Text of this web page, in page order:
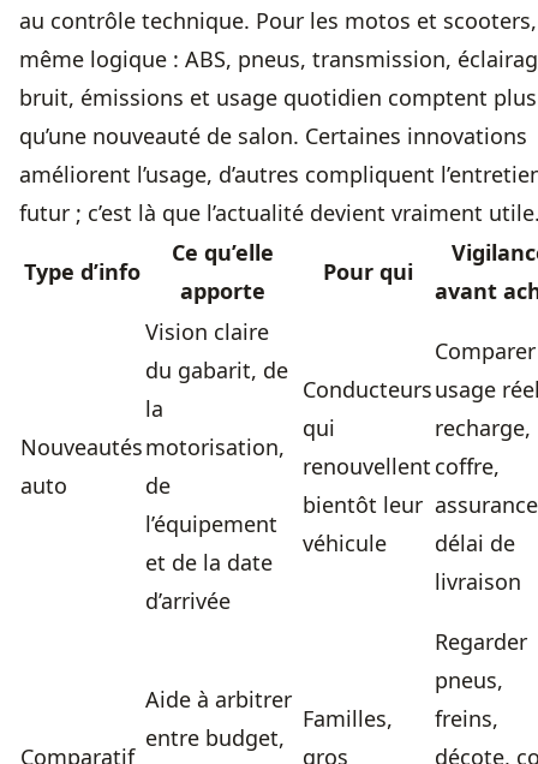
au contrôle technique. Pour les motos et scooters,
même logique : ABS, pneus, transmission,
bruit, émissions et usage quotidien comptent plus
qu’une nouveauté de salon. Certaines innovations
améliorent l’usage, d’autres compliquent
futur ; c’est là que l’actualité devient vraiment
Type d’info
Ce qu’elle
apporte
Pour qui
avant
Nouveautés
auto
Vision claire
du gabarit, de
la
motorisation,
de
l’équipement
et de la date
d’arrivée
Conducteurs
qui
renouvellent
bientôt leur
véhicule
Comparer
usage
recharge,
coffre,
délai de
livraison
Comparatif
Aide à arbitrer
entre budget,
Familles,
gros
Regarder
pneus,
freins,
décote,